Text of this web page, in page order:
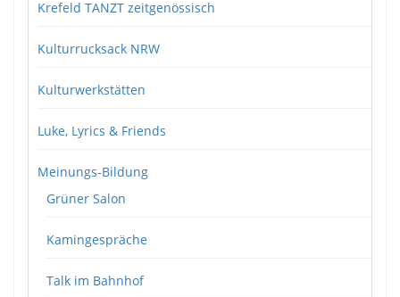
Krefeld TANZT zeitgenössisch
Kulturrucksack NRW
Kulturwerkstätten
Luke, Lyrics & Friends
Meinungs-Bildung
Grüner Salon
Kamingespräche
Talk im Bahnhof